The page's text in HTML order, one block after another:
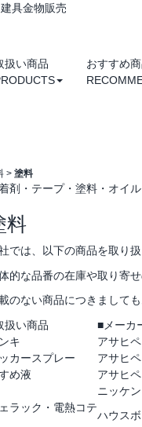
具金物販売
扱い商品
おすすめ
> 塗料
剤・テープ・塗料・オイ
料
では、以下の商品を取り扱
的な品番の在庫や取り寄
のない商品につきまして
扱い商品
■メーカ
キ
アサヒ
カースプレー
アサヒ
め液
アサヒ
ラック・電熱コテ
ニッケン
ハウス